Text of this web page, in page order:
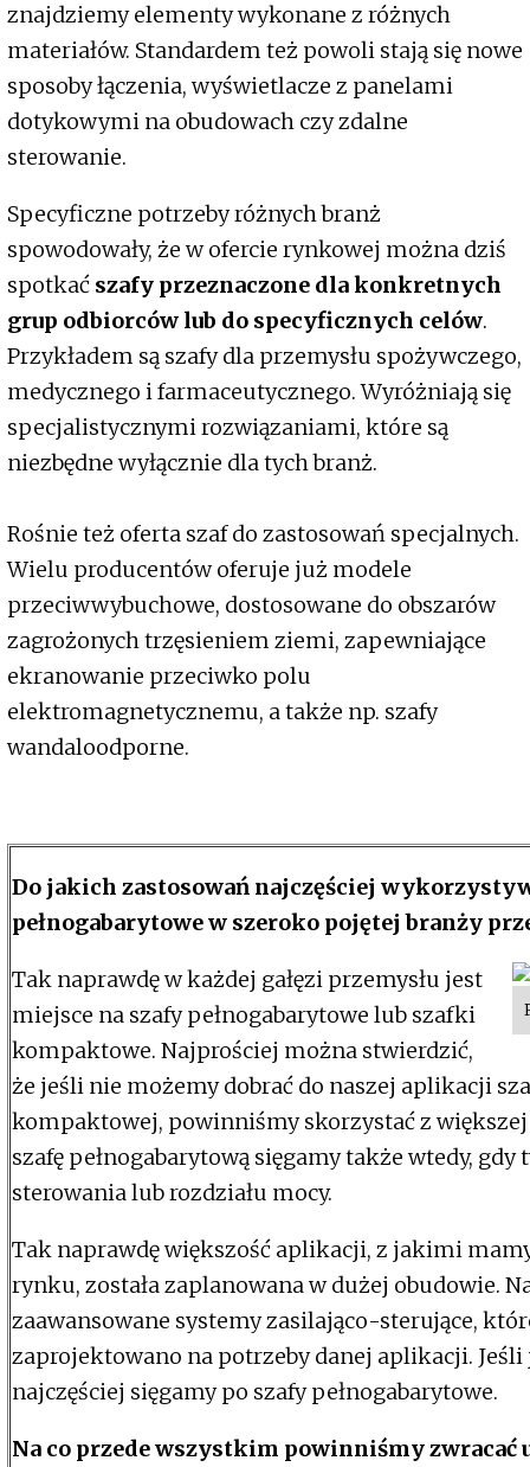
znajdziemy elementy wykonane z różnych
materiałów. Standardem też powoli stają się nowe
sposoby łączenia, wyświetlacze z panelami
dotykowymi na obudowach czy zdalne
sterowanie.
Specyficzne potrzeby różnych branż
spowodowały, że w ofercie rynkowej można dziś
spotkać szafy przeznaczone dla konkretnych
grup odbiorców lub do specyficznych celów.
Przykładem są szafy dla przemysłu spożywczego,
medycznego i farmaceutycznego. Wyróżniają się
specjalistycznymi rozwiązaniami, które są
niezbędne wyłącznie dla tych branż.
Rośnie też oferta szaf do zastosowań specjalnych.
Wielu producentów oferuje już modele
przeciwwybuchowe, dostosowane do obszarów
zagrożonych trzęsieniem ziemi, zapewniające
ekranowanie przeciwko polu
elektromagnetycznemu, a także np. szafy
wandaloodporne.
Do jakich zastosowań najczęściej
pełnogabarytowe w szeroko pojętej branży
Tak naprawdę w każdej gałęzi przemysłu jest
miejsce na szafy pełnogabarytowe lub szafki
kompaktowe. Najprościej można stwierdzić,
że jeśli nie możemy dobrać do naszej aplikacji
kompaktowej, powinniśmy skorzystać z większej
szafę pełnogabarytową sięgamy także wtedy, gdy
sterowania lub rozdziału mocy.
Tak naprawdę większość aplikacji, z jakimi
rynku, została zaplanowana w dużej obudowie.
zaawansowane systemy zasilająco-sterujące,
zaprojektowano na potrzeby danej aplikacji. Jeśli
najczęściej sięgamy po szafy pełnogabarytowe.
Na co przede wszystkim powinniśmy zwracać